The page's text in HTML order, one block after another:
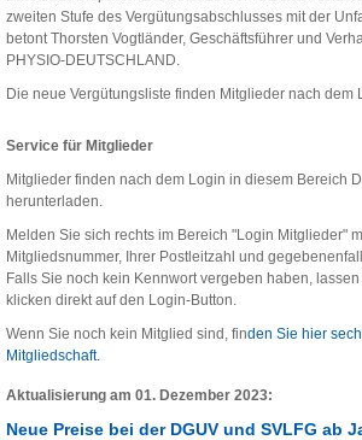
zweiten Stufe des Vergütungsabschlusses mit der
betont Thorsten Vogtländer, Geschäftsführer und
PHYSIO-DEUTSCHLAND.
Die neue Vergütungsliste finden Mitglieder nach dem
Service für Mitglieder
Mitglieder finden nach dem Login in diesem Bereich
herunterladen.
Melden Sie sich rechts im Bereich "Login Mitglieder"
Mitgliedsnummer, Ihrer Postleitzahl und
Falls Sie noch kein Kennwort vergeben haben,
klicken direkt auf den Login-Button.
Wenn Sie noch kein Mitglied sind, finden Sie hier
Mitgliedschaft.
Aktualisierung am 01. Dezember 2023:
Neue Preise bei der DGUV und SVLFG ab